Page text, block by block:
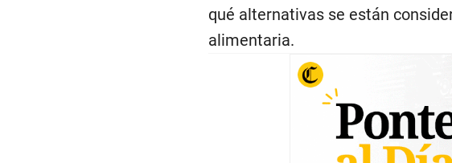
qué alternativas se están
alimentaria.